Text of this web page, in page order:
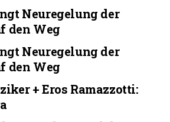
Neuregelung der
den Weg
Neuregelung der
den Weg
+ Eros Ramazzotti: